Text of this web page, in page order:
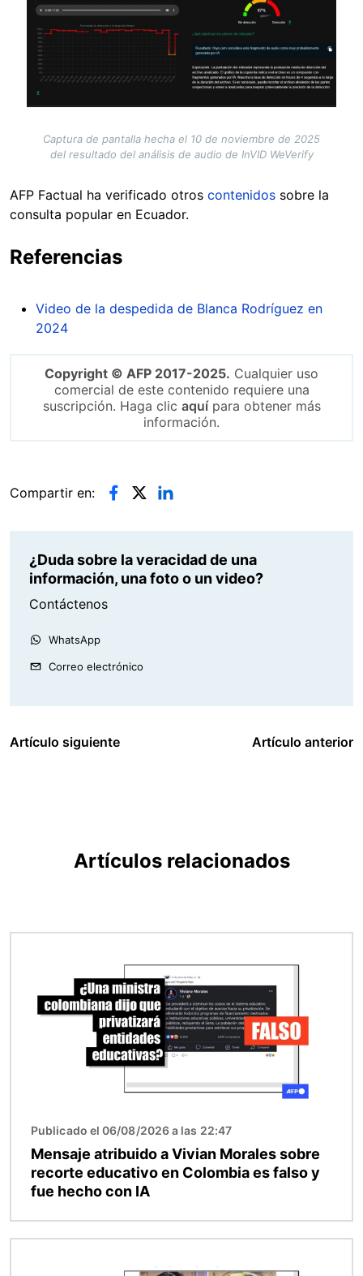
Captura de pantalla hecha el 10 de noviembre de 2025
del resultado del análisis de audio de InVID WeVerify
AFP Factual ha verificado otros contenidos sobre la
consulta popular en Ecuador.
Referencias
Video de la despedida de Blanca Rodríguez en
2024
Copyright © AFP 2017-2025. Cualquier uso
comercial de este contenido requiere una
suscripción. Haga clic aquípara obtener más
información.
Compartir en:
¿Duda sobre la veracidad de una
información, una foto o un video?
Contáctenos
WhatsApp
Correo electrónico
Artículo siguiente Artículo anterior
Artículos relacionados
Publicado el 06/08/2026 a las 22:47
Mensaje atribuido a Vivian Morales sobre
recorte educativo en Colombia es falso y
fue hecho con IA